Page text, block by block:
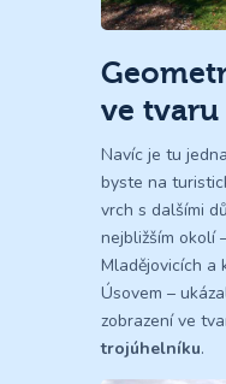
ve
Navíc je tu
byste na
vrch s dalšími
nejbližším okolí
Mladějovicích a
Úsovem –
zobrazení ve
trojúhelníku.